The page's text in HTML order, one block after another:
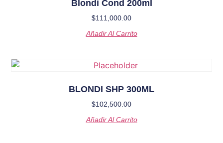
Blondi Cond 200ml
$111,000.00
Añadir Al Carrito
BLONDI SHP 300ML
$102,500.00
Añadir Al Carrito